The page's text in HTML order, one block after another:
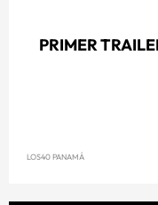
PRIMER
LOS40 PANAMÁ